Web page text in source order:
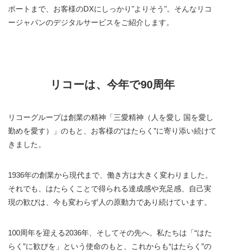
ポートまで、お客様のDXにしっかり"よりそう"。そんなリコ
ージャパンのデジタルサービスをご紹介します。
リコーは、今年で90周年
リコーグループは創業の精神「三愛精神（人を愛し 国を愛し
勤めを愛す）」のもと、お客様の“はたらく”に寄り添い続けて
きました。
1936年の創業から現代まで、働き方は大きく変わりました。
それでも、はたらくことで得られる達成感や充足感、自己実
現の歓びは、今も変わらず人の原動力であり続けています。
100周年を迎える2036年、そしてその先へ。私たちは「“はた
らく”に歓びを」という使命のもと、これからも“はたらく”の